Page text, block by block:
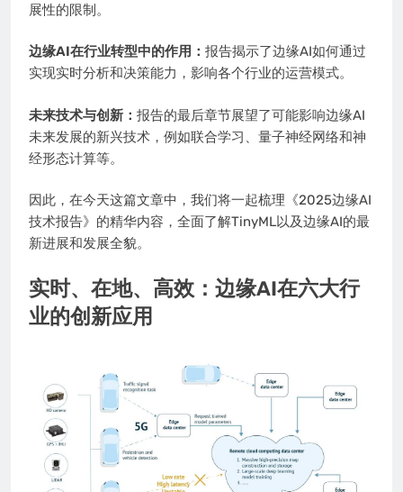
展性的限制。
边缘AI在行业转型中的作用： 报告揭示了边缘AI如何通过
实现实时分析和决策能力，影响各个行业的运营模式。
未来技术与创新： 报告的最后章节展望了可能影响边缘AI
未来发展的新兴技术，例如联合学习、量子神经网络和神
经形态计算等。
因此，在今天这篇文章中，我们将一起梳理《2025边缘AI
技术报告》的精华内容，全面了解TinyML以及边缘AI的最
新进展和发展全貌。
实时、在地、高效：边缘AI在六大行
业的创新应用